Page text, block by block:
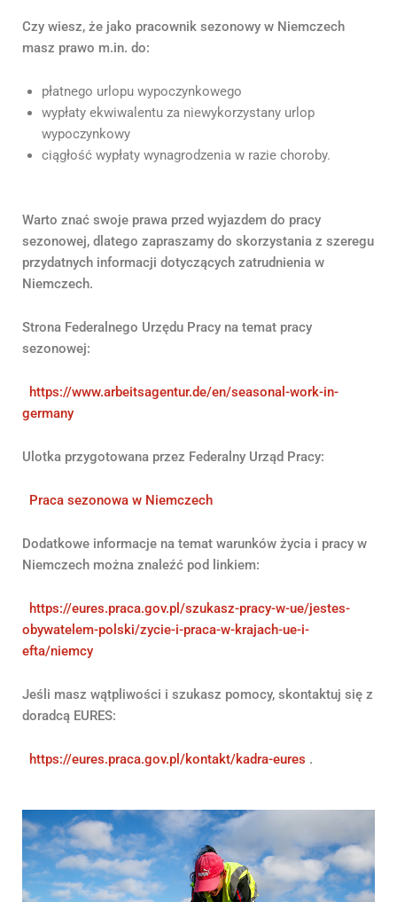
Czy wiesz, że jako pracownik sezonowy w Niemczech
masz prawo m.in. do:
płatnego urlopu wypoczynkowego
wypłaty ekwiwalentu za niewykorzystany urlop
wypoczynkowy
ciągłość wypłaty wynagrodzenia w razie choroby.
Warto znać swoje prawa przed wyjazdem do pracy
sezonowej, dlatego zapraszamy do skorzystania z szeregu
przydatnych informacji dotyczących zatrudnienia w
Niemczech.
Strona Federalnego Urzędu Pracy na temat pracy
sezonowej:
https://www.arbeitsagentur.de/en/seasonal-work-in-
germany
Ulotka przygotowana przez Federalny Urząd Pracy:
Praca sezonowa w Niemczech
Dodatkowe informacje na temat warunków życia i pracy w
Niemczech można znaleźć pod linkiem:
https://eures.praca.gov.pl/szukasz-pracy-w-ue/jestes-
obywatelem-polski/zycie-i-praca-w-krajach-ue-i-
efta/niemcy
Jeśli masz wątpliwości i szukasz pomocy, skontaktuj się z
doradcą EURES:
https://eures.praca.gov.pl/kontakt/kadra-eures .